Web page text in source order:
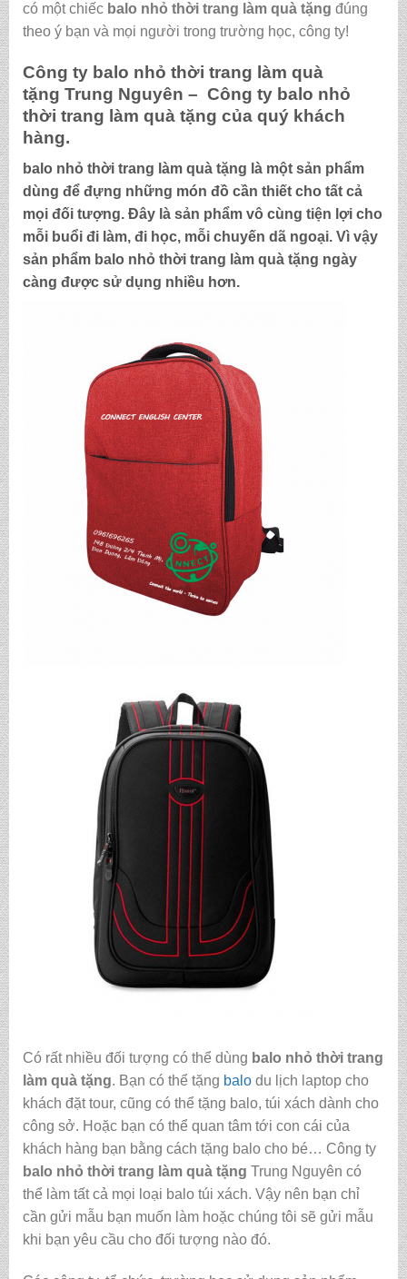
có một chiếc balo nhỏ thời trang làm quà tặng đúng
theo ý bạn và mọi người trong trường học, công ty!
Công ty balo nhỏ thời trang làm quà
tặng Trung Nguyên – Công ty balo nhỏ
thời trang làm quà tặng của quý khách
hàng.
balo nhỏ thời trang làm quà tặng là một sản phẩm
dùng để đựng những món đồ cần thiết cho tất cả
mọi đối tượng. Đây là sản phẩm vô cùng tiện lợi cho
mỗi buổi đi làm, đi học, mỗi chuyến dã ngoại. Vì vậy
sản phẩm balo nhỏ thời trang làm quà tặng ngày
càng được sử dụng nhiều hơn.
Có rất nhiều đối tượng có thể dùng balo nhỏ thời trang
làm quà tặng. Bạn có thể tặng balodu lịch laptop cho
khách đặt tour, cũng có thể tặng balo, túi xách dành cho
công sở. Hoặc bạn có thể quan tâm tới con cái của
khách hàng bạn bằng cách tặng balo cho bé… Công ty
balo nhỏ thời trang làm quà tặng Trung Nguyên có
thể làm tất cả mọi loại balo túi xách. Vậy nên bạn chỉ
cần gửi mẫu bạn muốn làm hoặc chúng tôi sẽ gửi mẫu
khi bạn yêu cầu cho đối tượng nào đó.